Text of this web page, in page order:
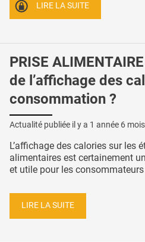
LIRE LA SUITE
PRISE
de l’affichage des
consommation ?
Actualité publiée il y a 1 année 6 mois
L’affichage des calories sur les
alimentaires est certainement
et utile pour les consommateurs
LIRE LA SUITE